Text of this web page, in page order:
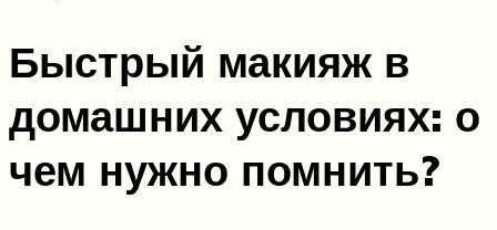
Быстрый макияж в
домашних условиях: о
чем нужно помнить?